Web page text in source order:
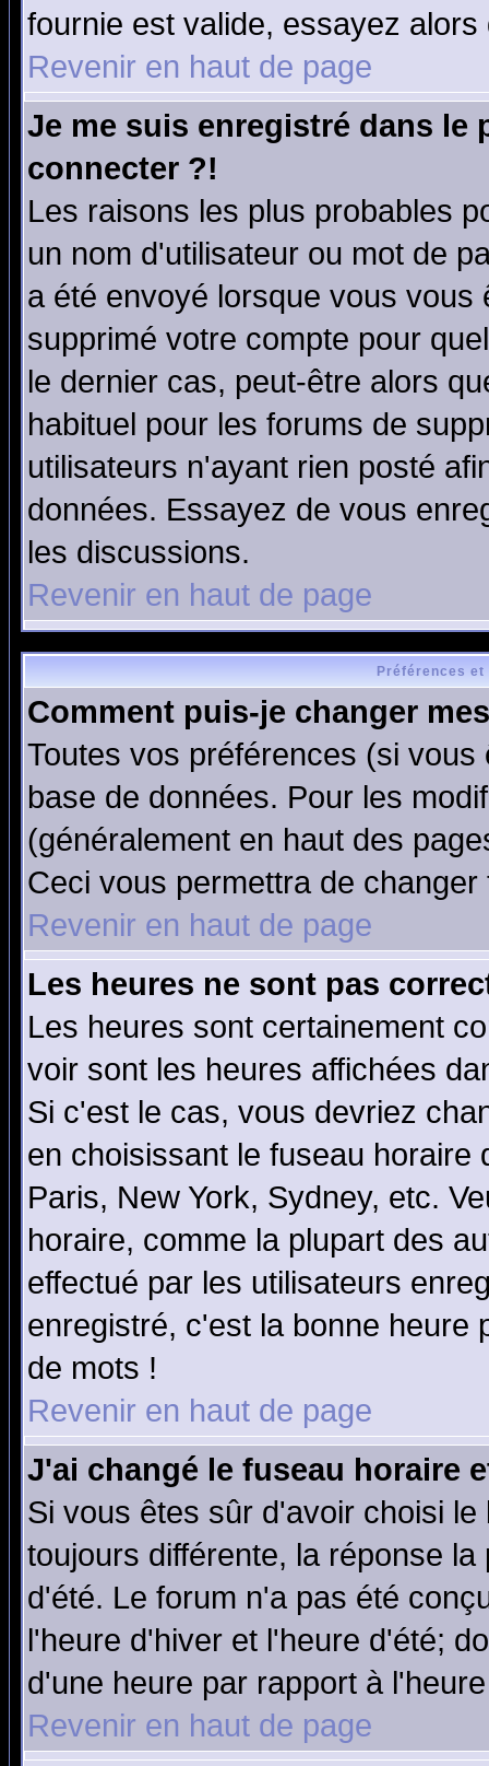
fournie est valide, essayez
Revenir en haut de page
Je me suis enregistré dans le
connecter ?!
Les raisons les plus probables
un nom d'utilisateur ou mot de
a été envoyé lorsque vous
supprimé votre compte pour
le dernier cas, peut-être alors
habituel pour les forums de
utilisateurs n'ayant rien posté
données. Essayez de vous
les discussions.
Revenir en haut de page
Préférences
Comment puis-je changer
Toutes vos préférences (si
base de données. Pour les
(généralement en haut des
Ceci vous permettra de
Revenir en haut de page
Les heures ne sont pas
Les heures sont certainement
voir sont les heures affichées
Si c'est le cas, vous devriez
en choisissant le fuseau
Paris, New York, Sydney, etc.
horaire, comme la plupart des
effectué par les utilisateurs
enregistré, c'est la bonne heure
de mots !
Revenir en haut de page
J'ai changé le fuseau horaire
Si vous êtes sûr d'avoir choisi
toujours différente, la réponse
d'été. Le forum n'a pas été
l'heure d'hiver et l'heure d'été;
d'une heure par rapport à
Revenir en haut de page